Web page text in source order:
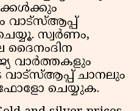
വാട്സ്ആപ്പ്
സ്വര്‍ണം,
ദൈനംദിന
വാര്‍ത്തകളും
ചാനലും
ചെയ്യുക.